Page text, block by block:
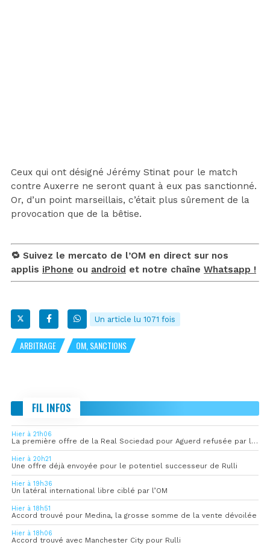
Ceux qui ont désigné Jérémy Stinat pour le match
contre Auxerre ne seront quant à eux pas sanctionné.
Or, d’un point marseillais, c’était plus sûrement de la
provocation que de la bêtise.
🔁 Suivez le mercato de l’OM en direct sur nos
applis iPhone ou android et notre chaîne Whatsapp !
Un article lu 1071 fois
ARBITRAGE OM, SANCTIONS
FIL INFOS
Hier à 21h06
La première offre de la Real Sociedad pour Aguerd refusée par l’OM
Hier à 20h21
Une offre déjà envoyée pour le potentiel successeur de Rulli
Hier à 19h36
Un latéral international libre ciblé par l’OM
Hier à 18h51
Accord trouvé pour Medina, la grosse somme de la vente dévoilée
Hier à 18h06
Accord trouvé avec Manchester City pour Rulli